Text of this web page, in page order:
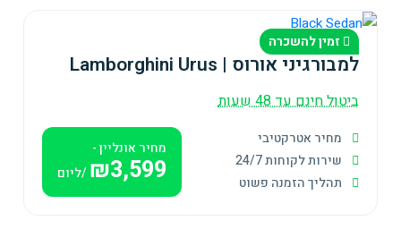
זמין להשכרה
למבורגיני אורוס | Lamborghini Urus
ביטול חינם עד 48 שעות
מחיר אטרקטיבי
שירות לקוחות 24/7
תהליך הזמנה פשוט
מחיר אונליין -
₪3,599/ליום